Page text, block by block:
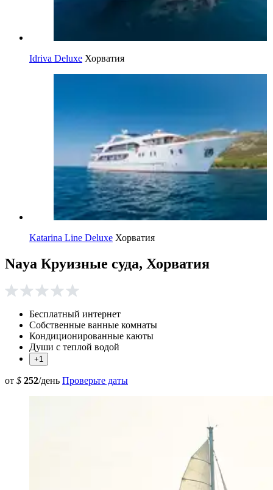
Idriva Deluxe Хорватия
Katarina Line Deluxe Хорватия
Naya Круизные суда, Хорватия
Бесплатный интернет
Собственные ванные комнаты
Кондиционированные каюты
Души с теплой водой
+1
от $ 252/день Проверьте даты